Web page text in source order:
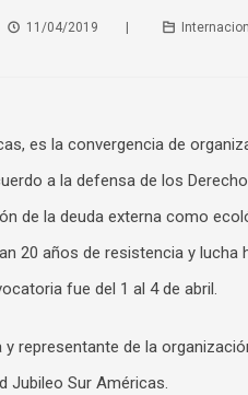
11/04/2019 |
es la convergencia de
a la defensa de los
de la deuda externa como
20 años de resistencia y lucha
fue del 1 al 4 de abril.
y representante de la
Jubileo Sur Américas.